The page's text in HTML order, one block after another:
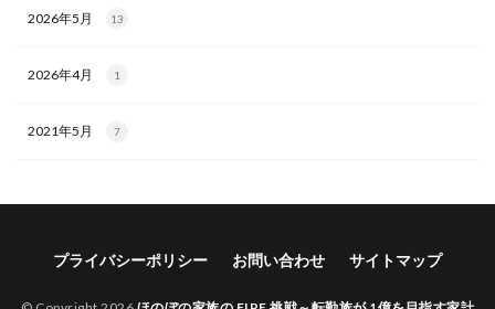
2026年5月 13
2026年4月 1
2021年5月 7
プライバシーポリシー お問い合わせ サイトマップ